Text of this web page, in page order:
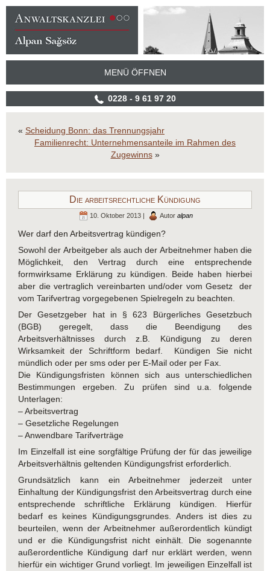
MENÜ ÖFFNEN
0228 - 9 61 97 20
« Scheidung Bonn: das Trennungsjahr
Familienrecht: Unternehmensanteile im Rahmen des
Zugewinns»
Die arbeitsrechtliche Kündigung
10. Oktober 2013 | Autor alpan
Wer darf den Arbeitsvertrag kündigen?
Sowohl der Arbeitgeber als auch der Arbeitnehmer haben die
Möglichkeit, den Vertrag durch eine entsprechende
formwirksame Erklärung zu kündigen. Beide haben hierbei
aber die vertraglich vereinbarten und/oder vom Gesetz der
vom Tarifvertrag vorgegebenen Spielregeln zu beachten.
Der Gesetzgeber hat in § 623 Bürgerliches Gesetzbuch
(BGB) geregelt, dass die Beendigung des
Arbeitsverhältnisses durch z.B. Kündigung zu deren
Wirksamkeit der Schriftform bedarf. Kündigen Sie nicht
mündlich oder per sms oder per E-Mail oder per Fax.
Die Kündigungsfristen können sich aus unterschiedlichen
Bestimmungen ergeben. Zu prüfen sind u.a. folgende
Unterlagen:
– Arbeitsvertrag
– Gesetzliche Regelungen
– Anwendbare Tarifverträge
Im Einzelfall ist eine sorgfältige Prüfung der für das jeweilige
Arbeitsverhältnis geltenden Kündigungsfrist erforderlich.
Grundsätzlich kann ein Arbeitnehmer jederzeit unter
Einhaltung der Kündigungsfrist den Arbeitsvertrag durch eine
entsprechende schriftliche Erklärung kündigen. Hierfür
bedarf es keines Kündigungsgrundes. Anders ist dies zu
beurteilen, wenn der Arbeitnehmer außerordentlich kündigt
und er die Kündigungsfrist nicht einhält. Die sogenannte
außerordentliche Kündigung darf nur erklärt werden, wenn
hierfür ein wichtiger Grund vorliegt. Im jeweiligen Einzelfall ist